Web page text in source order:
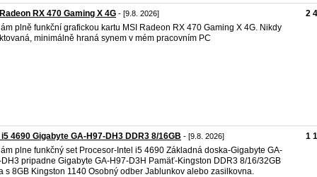
RX 470 Gaming X 4G - [9.8. 2026]
plně funkční grafickou kartu MSI Radeon RX 470 Gaming X 4G. Nikdy
minimálně hraná synem v mém pracovním PC
2
4690 Gigabyte GA-H97-DH3 DDR3 8/16GB - [9.8. 2026]
plne funkčný set Procesor-Intel i5 4690 Základná doska-Gigabyte GA-
pripadne Gigabyte GA-H97-D3H Pamäť-Kingston DDR3 8/16/32GB
s 8GB Kingston 1140 Osobný odber Jablunkov alebo zasilkovna.
1